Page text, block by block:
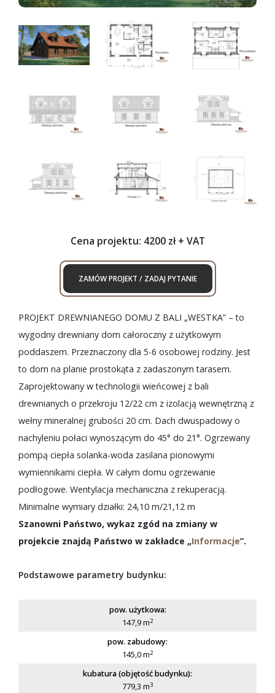
Cena projektu: 4200 zł + VAT
ZAMÓW PROJEKT / ZADAJ PYTANIE
PROJEKT DREWNIANEGO DOMU Z BALI „WESTKA” – to
wygodny drewniany dom całoroczny z użytkowym
poddaszem. Przeznaczony dla 5-6 osobowej rodziny. Jest
to dom na planie prostokąta z zadaszonym tarasem.
Zaprojektowany w technologii wieńcowej z bali
drewnianych o przekroju 12/22 cm z izolacją wewnętrzną z
wełny mineralnej grubości 20 cm. Dach dwuspadowy o
nachyleniu połaci wynoszącym do 45° do 21°. Ogrzewany
pompą ciepła solanka-woda zasilana pionowymi
wymiennikami ciepła. W całym domu ogrzewanie
podłogowe. Wentylacja mechaniczna z rekuperacją.
Minimalne wymiary działki: 24,10 m/21,12 m
Szanowni Państwo, wykaz zgód na zmiany w
projekcie znajdą Państwo w zakładce „Informacje”.
Podstawowe parametry budynku:
pow. użytkowa:
147,9 m2
pow. zabudowy:
145,0 m2
kubatura (objętość budynku):
779,3 m3